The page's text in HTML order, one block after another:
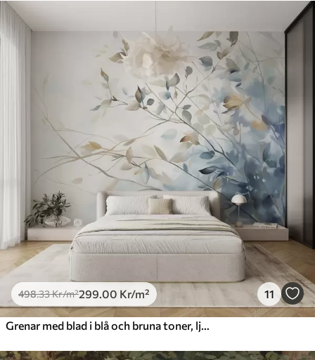
498.33Kr/m²299 .00 Kr/m² 11